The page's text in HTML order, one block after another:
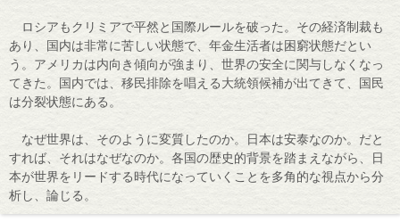
ロシアもクリミアで平然と国際ルールを破った。その経済制裁も
あり、国内は非常に苦しい状態で、年金生活者は困窮状態だとい
う。アメリカは内向き傾向が強まり、世界の安全に関与しなくなっ
てきた。国内では、移民排除を唱える大統領候補が出てきて、国民
は分裂状態にある。
なぜ世界は、そのように変質したのか。日本は安泰なのか。だと
すれば、それはなぜなのか。各国の歴史的背景を踏まえながら、日
本が世界をリードする時代になっていくことを多角的な視点から分
析し、論じる。